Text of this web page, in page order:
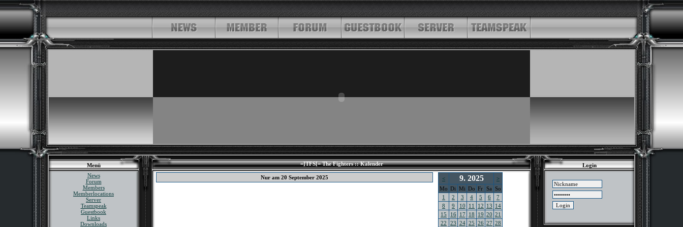
Menü
News
Forum
Members
Memberlocations
Server
Teamspeak
Guestbook
Links
Downloads
=]TFS[= The Fighters :: Kalender
Nur am 20 September 2025 < 9. 2025
>
Mo Di Mi Do Fr Sa So
1
2 3 4 5 6
7
8
9 10 11 12 13 14
15
16 17 18 19 20 21
22
23 24 25 26 27 28
Login